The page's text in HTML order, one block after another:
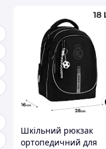
Шкільний рюкзак
ортопедичний для